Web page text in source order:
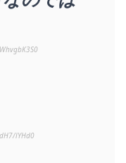
WhvgbK3S0
dH7/lYHd0